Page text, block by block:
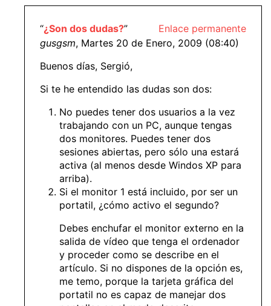
Enlace permanente
“¿Son dos dudas?”
gusgsm, Martes 20 de Enero, 2009 (08:40)
Buenos días, Sergió,
Si te he entendido las dudas son dos:
No puedes tener dos usuarios a la vez
trabajando con un PC, aunque tengas
dos monitores. Puedes tener dos
sesiones abiertas, pero sólo una estará
activa (al menos desde Windos XP para
arriba).
Si el monitor 1 está incluido, por ser un
portatil, ¿cómo activo el segundo?
Debes enchufar el monitor externo en la
salida de vídeo que tenga el ordenador
y proceder como se describe en el
artículo. Si no dispones de la opción es,
me temo, porque la tarjeta gráfica del
portatil no es capaz de manejar dos